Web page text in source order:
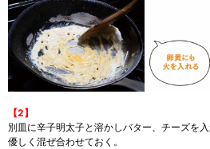
【2】
別皿に辛子明太子と溶かしバター、チーズを
優しく混ぜ合わせておく。